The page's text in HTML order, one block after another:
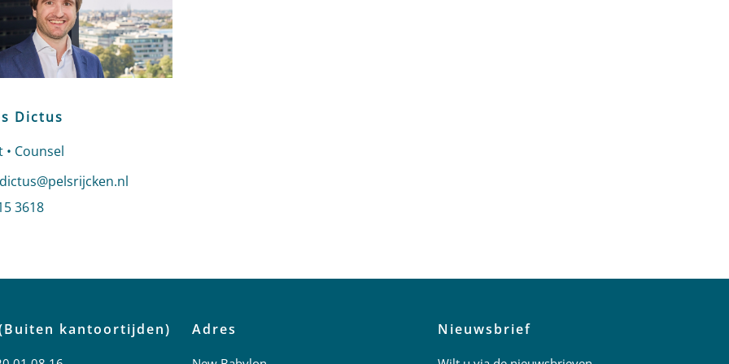
Dictus
• Counsel
e-mail naar Georges Dictus
Dictus
3618
kantoortijden) Adres Nieuwsbrief